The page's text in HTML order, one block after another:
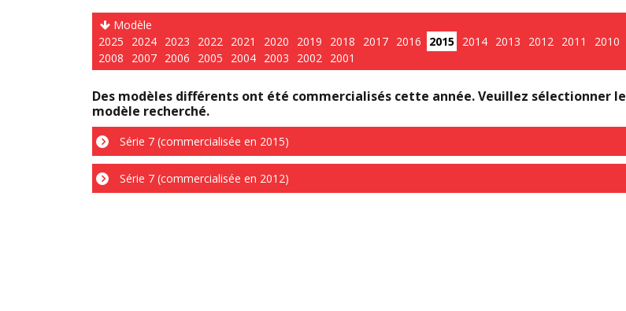
Modèle
2025
2024 2023 2022 2021 2020 2019 2018 2017 2016 2015 2014 2013 2012 2011 2010
2008
2007 2006 2005 2004 2003 2002 2001
Des modèles différents ont été commercialisés cette année. Veuillez sélectionner le
modèle recherché.
Série 7 (commercialisée en 2015)
Série 7 (commercialisée en 2012)